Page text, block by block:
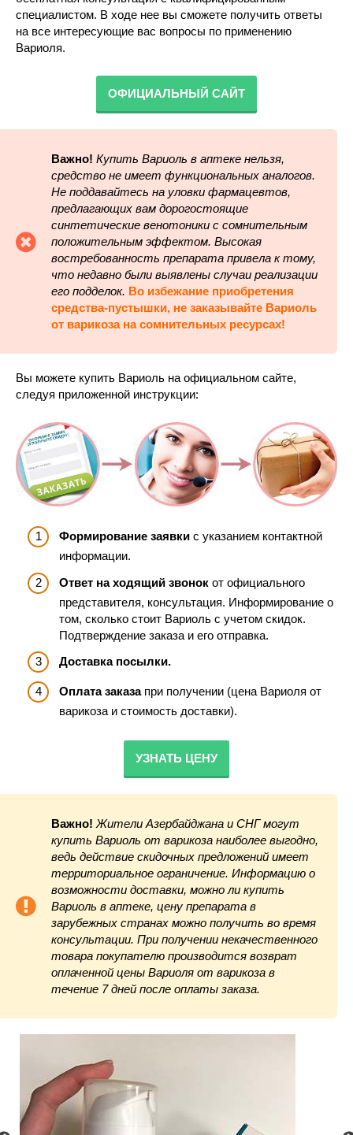
специалистом. В ходе нее вы сможете получить ответы
на все интересующие вас вопросы по применению
Вариоля.
ОФИЦИАЛЬНЫЙ САЙТ
Важно! Купить Вариоль в аптеке нельзя,
средство не имеет функциональных аналогов.
Не поддавайтесь на уловки фармацевтов,
предлагающих вам дорогостоящие
синтетические венотоники с сомнительным
положительным эффектом. Высокая
востребованность препарата привела к тому,
что недавно были выявлены случаи реализации
его подделок. Во избежание приобретения
средства-пустышки, не заказывайте Вариоль
от варикоза на сомнительных ресурсах!
Вы можете купить Вариоль на официальном сайте,
следуя приложенной инструкции:
Формирование заявки с указанием контактной
информации.
Ответ на ходящий звонок от официального
представителя, консультация. Информирование о
том, сколько стоит Вариоль с учетом скидок.
Подтверждение заказа и его отправка.
Доставка посылки.
Оплата заказапри получении (цена Вариоля от
варикоза и стоимость доставки).
УЗНАТЬ ЦЕНУ
Важно! Жители Азербайджана и СНГ могут
купить Вариоль от варикоза наиболее выгодно,
ведь действие скидочных предложений имеет
территориальное ограничение. Информацию о
возможности доставки, можно ли купить
Вариоль в аптеке, цену препарата в
зарубежных странах можно получить во время
консультации. При получении некачественного
товара покупателю производится возврат
оплаченной цены Вариоля от варикоза в
течение 7 дней после оплаты заказа.